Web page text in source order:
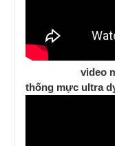
video
thống mực ultra